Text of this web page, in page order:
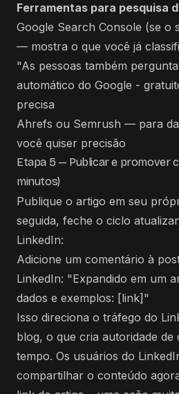
Ferramentas para pesquisa
Google Search Console (se o
— mostra o que você já
"As pessoas também
automático do Google -
precisa
Ahrefs ou Semrush — para
você quiser precisão
Etapa 5 — Publicar e promover
minutos)
Publique o artigo em seu
seguida, feche o ciclo
LinkedIn:
Adicione um comentário à
LinkedIn: "Expandido em um
dados e exemplos: [link]"
Isso direciona o tráfego do
blog, o que cria autoridade de
tempo. Os usuários do
compartilhar o conteúdo